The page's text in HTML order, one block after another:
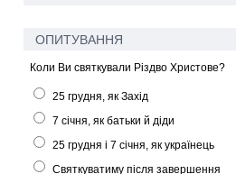
ОПИТУВАННЯ
Коли Ви святкували Різдво Христове?
25 грудня, як Захід
7 січня, як батьки й діди
25 грудня і 7 січня, як українець
Святкуватиму після завершення